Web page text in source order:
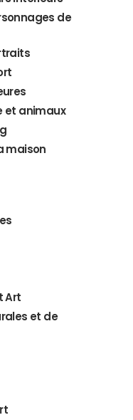
de
et animaux
maison
Art
et de